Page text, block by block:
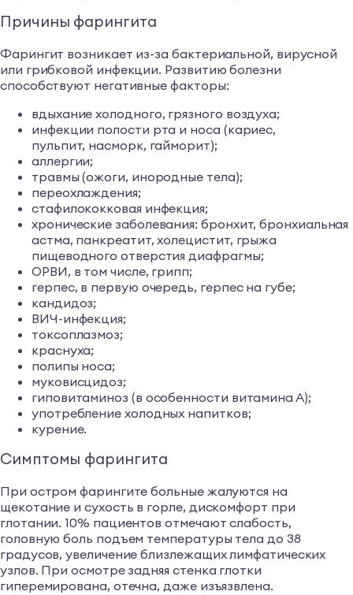
Причины фарингита
Фарингит возникает из-за бактериальной, вирусной
или грибковой инфекции. Развитию болезни
способствуют негативные факторы:
вдыхание холодного, грязного воздуха;
инфекции полости рта и носа (кариес,
пульпит, насморк, гайморит);
аллергии;
травмы (ожоги, инородные тела);
переохлаждения;
стафилококковая инфекция;
хронические заболевания: бронхит, бронхиальная
астма, панкреатит, холецистит, грыжа
пищеводного отверстия диафрагмы;
ОРВИ, в том числе, грипп;
герпес, в первую очередь, герпес на губе;
кандидоз;
ВИЧ-инфекция;
токсоплазмоз;
краснуха;
полипы носа;
муковисцидоз;
гиповитаминоз (в особенности витамина А);
употребление холодных напитков;
курение.
Симптомы фарингита
При остром фарингите больные жалуются на
щекотание и сухость в горле, дискомфорт при
глотании. 10% пациентов отмечают слабость,
головную боль подъем температуры тела до 38
градусов, увеличение близлежащих лимфатических
узлов. При осмотре задняя стенка глотки
гиперемирована, отечна, даже изъязвлена.